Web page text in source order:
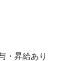
・昇給あり